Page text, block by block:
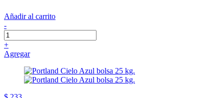
Añadir al carrito
-
+
Agregar